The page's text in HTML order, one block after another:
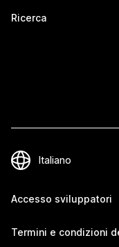
Ricerca
Accesso sviluppatori
Termini e condizioni